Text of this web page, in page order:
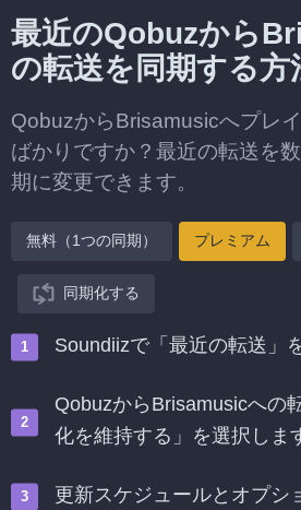
最近のQobuzから
の転送を同期する方
QobuzからBrisamusicへプレ
ばかりですか？最近の転送を
期に変更できます。
無料（1つの同期） プレミアム
同期化する
Soundiizで「最近の転送」
QobuzからBrisamusicへの
化を維持する」を選択しま
更新スケジュールとオプシ